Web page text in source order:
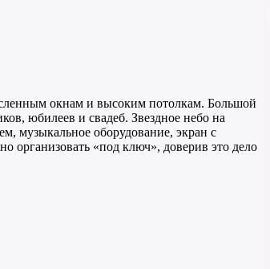
окнам и высоким потолкам. Большой
юбилеев и свадеб. Звездное небо на
музыкальное оборудование, экран с
организовать «под ключ», доверив это дело